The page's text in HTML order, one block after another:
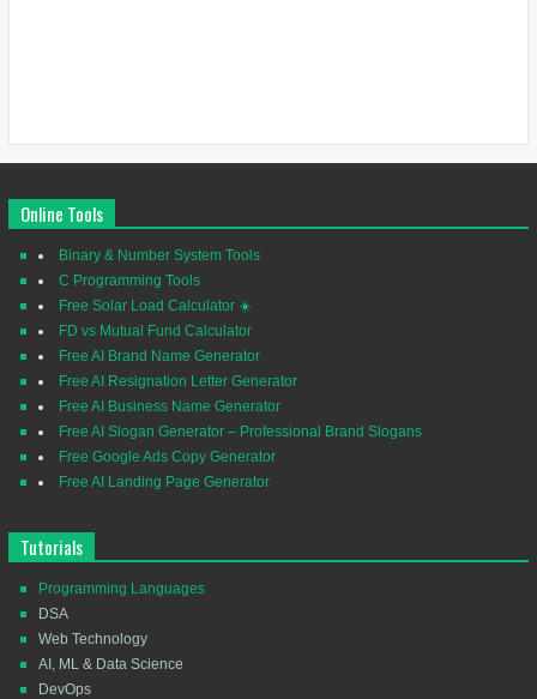
Online Tools
Binary & Number System Tools
C Programming Tools
Free Solar Load Calculator ☀️
FD vs Mutual Fund Calculator
Free AI Brand Name Generator
Free AI Resignation Letter Generator
Free AI Business Name Generator
Free AI Slogan Generator – Professional Brand Slogans
Free Google Ads Copy Generator
Free AI Landing Page Generator
Tutorials
Programming Languages
DSA
Web Technology
AI, ML & Data Science
DevOps